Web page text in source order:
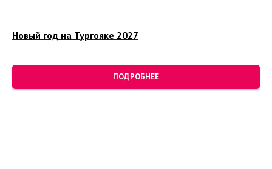
Новый год на Тургояке 2027
ПОДРОБНЕЕ